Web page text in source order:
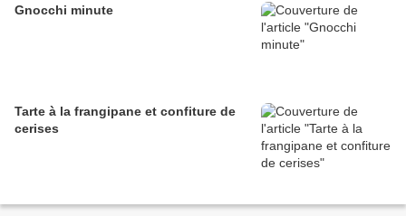
Gnocchi minute
Tarte à la frangipane et confiture de
cerises